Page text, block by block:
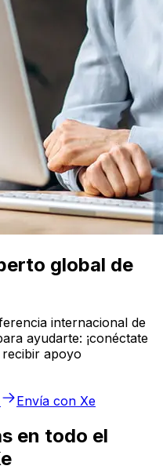
global de
internacional de
ayudarte: ¡conéctate
apoyo
Envía con Xe
en todo el